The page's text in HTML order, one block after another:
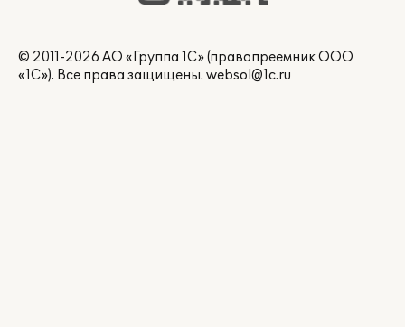
© 2011-2026 АО «Группа 1С» (правопреемник ООО
«1С»). Все права защищены. websol@1c.ru